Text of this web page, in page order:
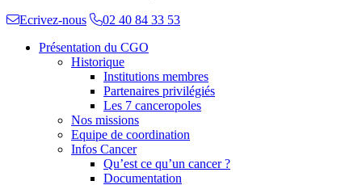
Ecrivez-nous
02 40 84 33 53
Présentation du CGO
Historique
Institutions membres
Partenaires privilégiés
Les 7 canceropoles
Nos missions
Equipe de coordination
Infos Cancer
Qu’est ce qu’un cancer ?
Documentation